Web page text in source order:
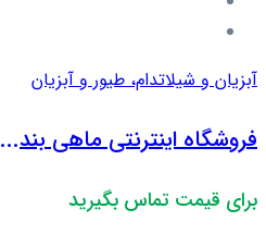
آبزیان و شیلاتدام، طیور و آبزیان
فروشگاه اینترنتی ماهی بند...
برای قیمت تماس بگیرید